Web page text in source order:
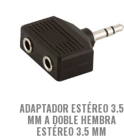
ADAPTADOR ESTÉREO 3.5
MM A DOBLE HEMBRA
ESTÉREO 3.5 MM